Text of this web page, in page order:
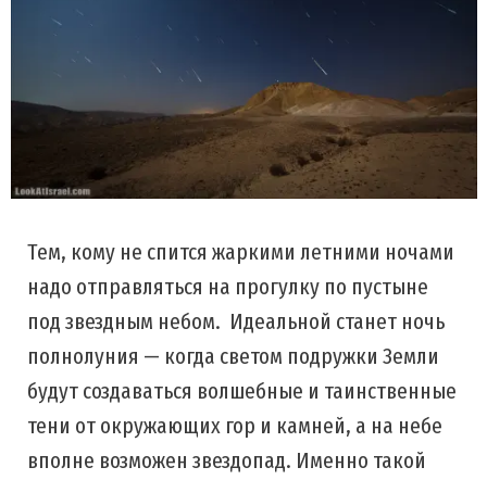
Тем, кому не спится жаркими летними ночами
надо отправляться на прогулку по пустыне
под звездным небом. Идеальной станет ночь
полнолуния — когда светом подружки Земли
будут создаваться волшебные и таинственные
тени от окружающих гор и камней, а на небе
вполне возможен звездопад. Именно такой